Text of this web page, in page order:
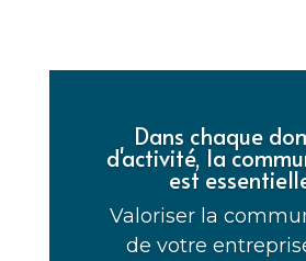
Dans chaque
d'activité, la
est
Valoriser la
de votre